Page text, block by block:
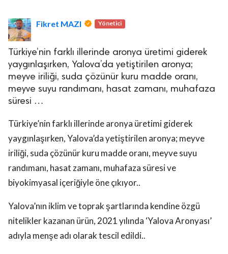
Fikret MAZI Yönetici
Türkiye’nin farklı illerinde aronya üretimi giderek
yaygınlaşırken, Yalova’da yetiştirilen aronya;
meyve iriliği, suda çözünür kuru madde oranı,
meyve suyu randımanı, hasat zamanı, muhafaza
süresi …
Türkiye’nin farklı illerinde aronya üretimi giderek
yaygınlaşırken, Yalova’da yetiştirilen aronya; meyve
iriliği, suda çözünür kuru madde oranı, meyve suyu
randımanı, hasat zamanı, muhafaza süresi ve
biyokimyasal içeriğiyle öne çıkıyor..
Yalova’nın iklim ve toprak şartlarında kendine özgü
nitelikler kazanan ürün, 2021 yılında ‘Yalova Aronyası’
adıyla menşe adı olarak tescil edildi..